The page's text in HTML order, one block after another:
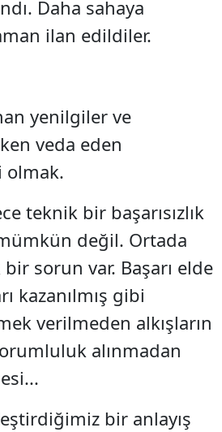
Daha sahaya
ilan edildiler.
yenilgiler ve
veda eden
olmak.
teknik bir başarısızlık
değil. Ortada
sorun var. Başarı elde
kazanılmış gibi
verilmeden alkışların
alınmadan
bir anlayış